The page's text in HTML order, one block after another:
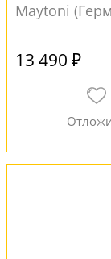
Maytoni
13 490 ₽